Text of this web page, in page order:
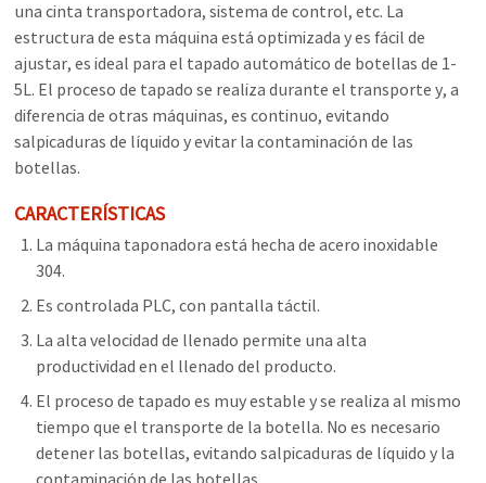
una cinta transportadora, sistema de control, etc. La
estructura de esta máquina está optimizada y es fácil de
ajustar, es ideal para el tapado automático de botellas de 1-
5L. El proceso de tapado se realiza durante el transporte y, a
diferencia de otras máquinas, es continuo, evitando
salpicaduras de líquido y evitar la contaminación de las
botellas.
CARACTERÍSTICAS
La máquina taponadora está hecha de acero inoxidable
304.
Es controlada PLC, con pantalla táctil.
La alta velocidad de llenado permite una alta
productividad en el llenado del producto.
El proceso de tapado es muy estable y se realiza al mismo
tiempo que el transporte de la botella. No es necesario
detener las botellas, evitando salpicaduras de líquido y la